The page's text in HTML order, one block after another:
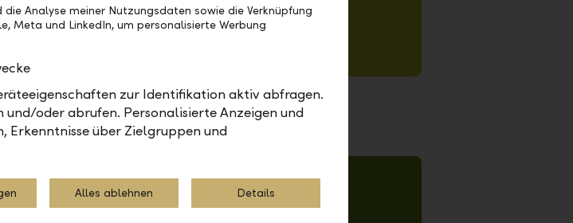
2. 15px Kontur
die Analyse meiner Nutzungsdaten sowie die Verknüpfung
Meta und LinkedIn, um personalisierte Werbung
zur Identifikation aktiv abfragen.
oder abrufen. Personalisierte Anzeigen und
Erkenntnisse über Zielgruppen und
Alles ablehnen Details